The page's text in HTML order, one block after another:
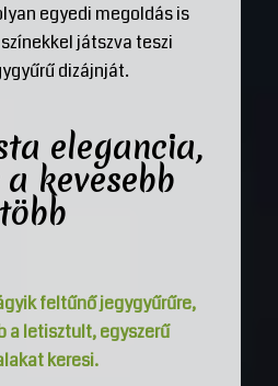
egyedi megoldás is
játszva teszi
dizájnját.
elegancia,
kevesebb
több
feltűnő jegygyűrűre,
a letisztult, egyszerű
keresi.